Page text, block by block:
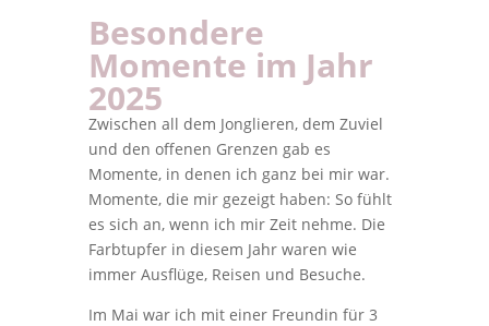
Besondere
Momente im Jahr
2025
Zwischen all dem Jonglieren, dem Zuviel
und den offenen Grenzen gab es
Momente, in denen ich ganz bei mir war.
Momente, die mir gezeigt haben: So fühlt
es sich an, wenn ich mir Zeit nehme. Die
Farbtupfer in diesem Jahr waren wie
immer Ausflüge, Reisen und Besuche.
Im Mai war ich mit einer Freundin für 3